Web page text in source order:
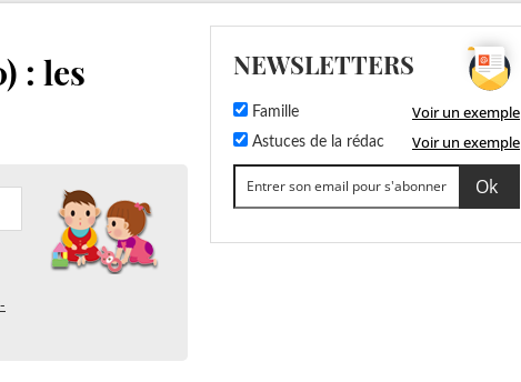
: les
NEWSLETTERS
Famille Voir un exemple
Astuces de la rédac Voir un exemple